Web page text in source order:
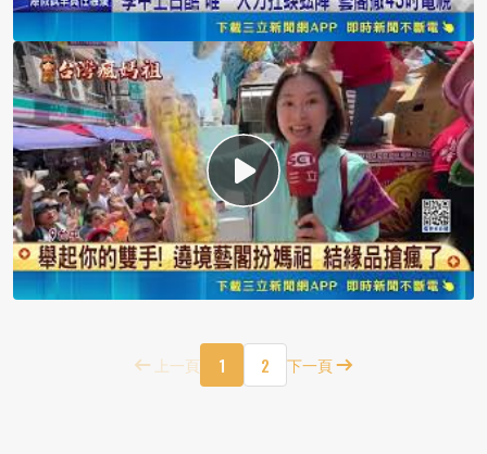
上一頁 1 2 下一頁